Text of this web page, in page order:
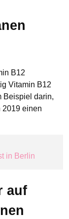
B12
Vitamin B12
Beispiel darin,
2019 einen
in Berlin
auf